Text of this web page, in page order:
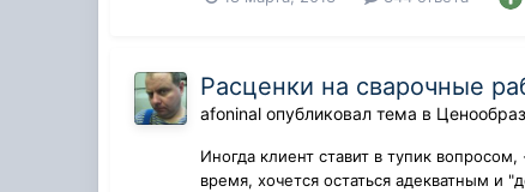
Расценки на сварочные
afoninal опубликовал тема в
Иногда клиент ставит в тупик
время, хочется остаться адекватным и